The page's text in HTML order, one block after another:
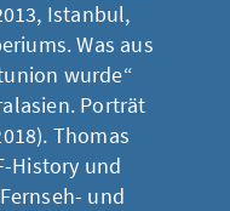
Istanbul,
Was aus
wurde“
Porträt
Thomas
History und
und